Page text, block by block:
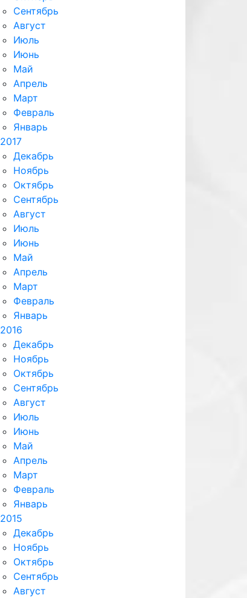
Сентябрь
Август
Июль
Июнь
Май
Апрель
Март
Февраль
Январь
2017
Декабрь
Ноябрь
Октябрь
Сентябрь
Август
Июль
Июнь
Май
Апрель
Март
Февраль
Январь
2016
Декабрь
Ноябрь
Октябрь
Сентябрь
Август
Июль
Июнь
Май
Апрель
Март
Февраль
Январь
2015
Декабрь
Ноябрь
Октябрь
Сентябрь
Август